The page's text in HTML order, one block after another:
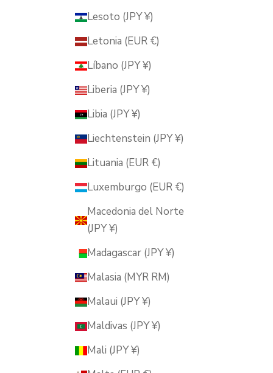
Lesoto (JPY ¥)
Letonia (EUR €)
Líbano (JPY ¥)
Liberia (JPY ¥)
Libia (JPY ¥)
Liechtenstein (JPY ¥)
Lituania (EUR €)
Luxemburgo (EUR €)
Macedonia del Norte
(JPY ¥)
Madagascar (JPY ¥)
Malasia (MYR RM)
Malaui (JPY ¥)
Maldivas (JPY ¥)
Mali (JPY ¥)